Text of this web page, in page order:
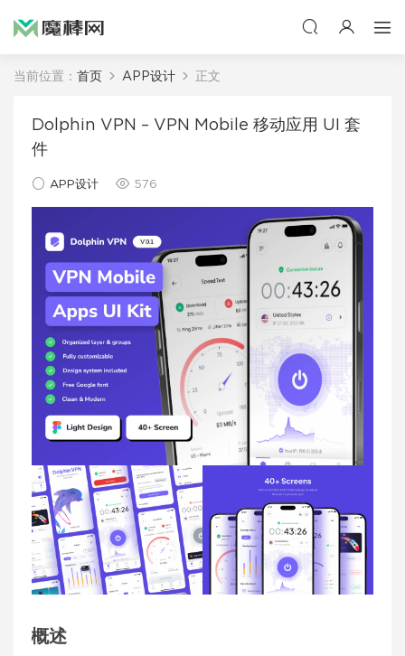
当前位置： 首页 APP设计 正文
Dolphin VPN – VPN Mobile 移动应用 UI 套
件
APP设计 576
概述